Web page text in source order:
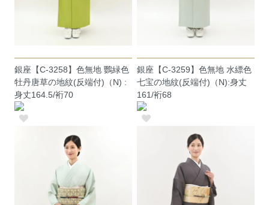
銀座【C-3258】色無地 鸚緑色
牡丹唐草の地紋(反端付)（N) :
身丈164.5/裄70
銀座【C-3259】色無地 水縹色
七宝の地紋(反端付)（N):身丈
161/裄68